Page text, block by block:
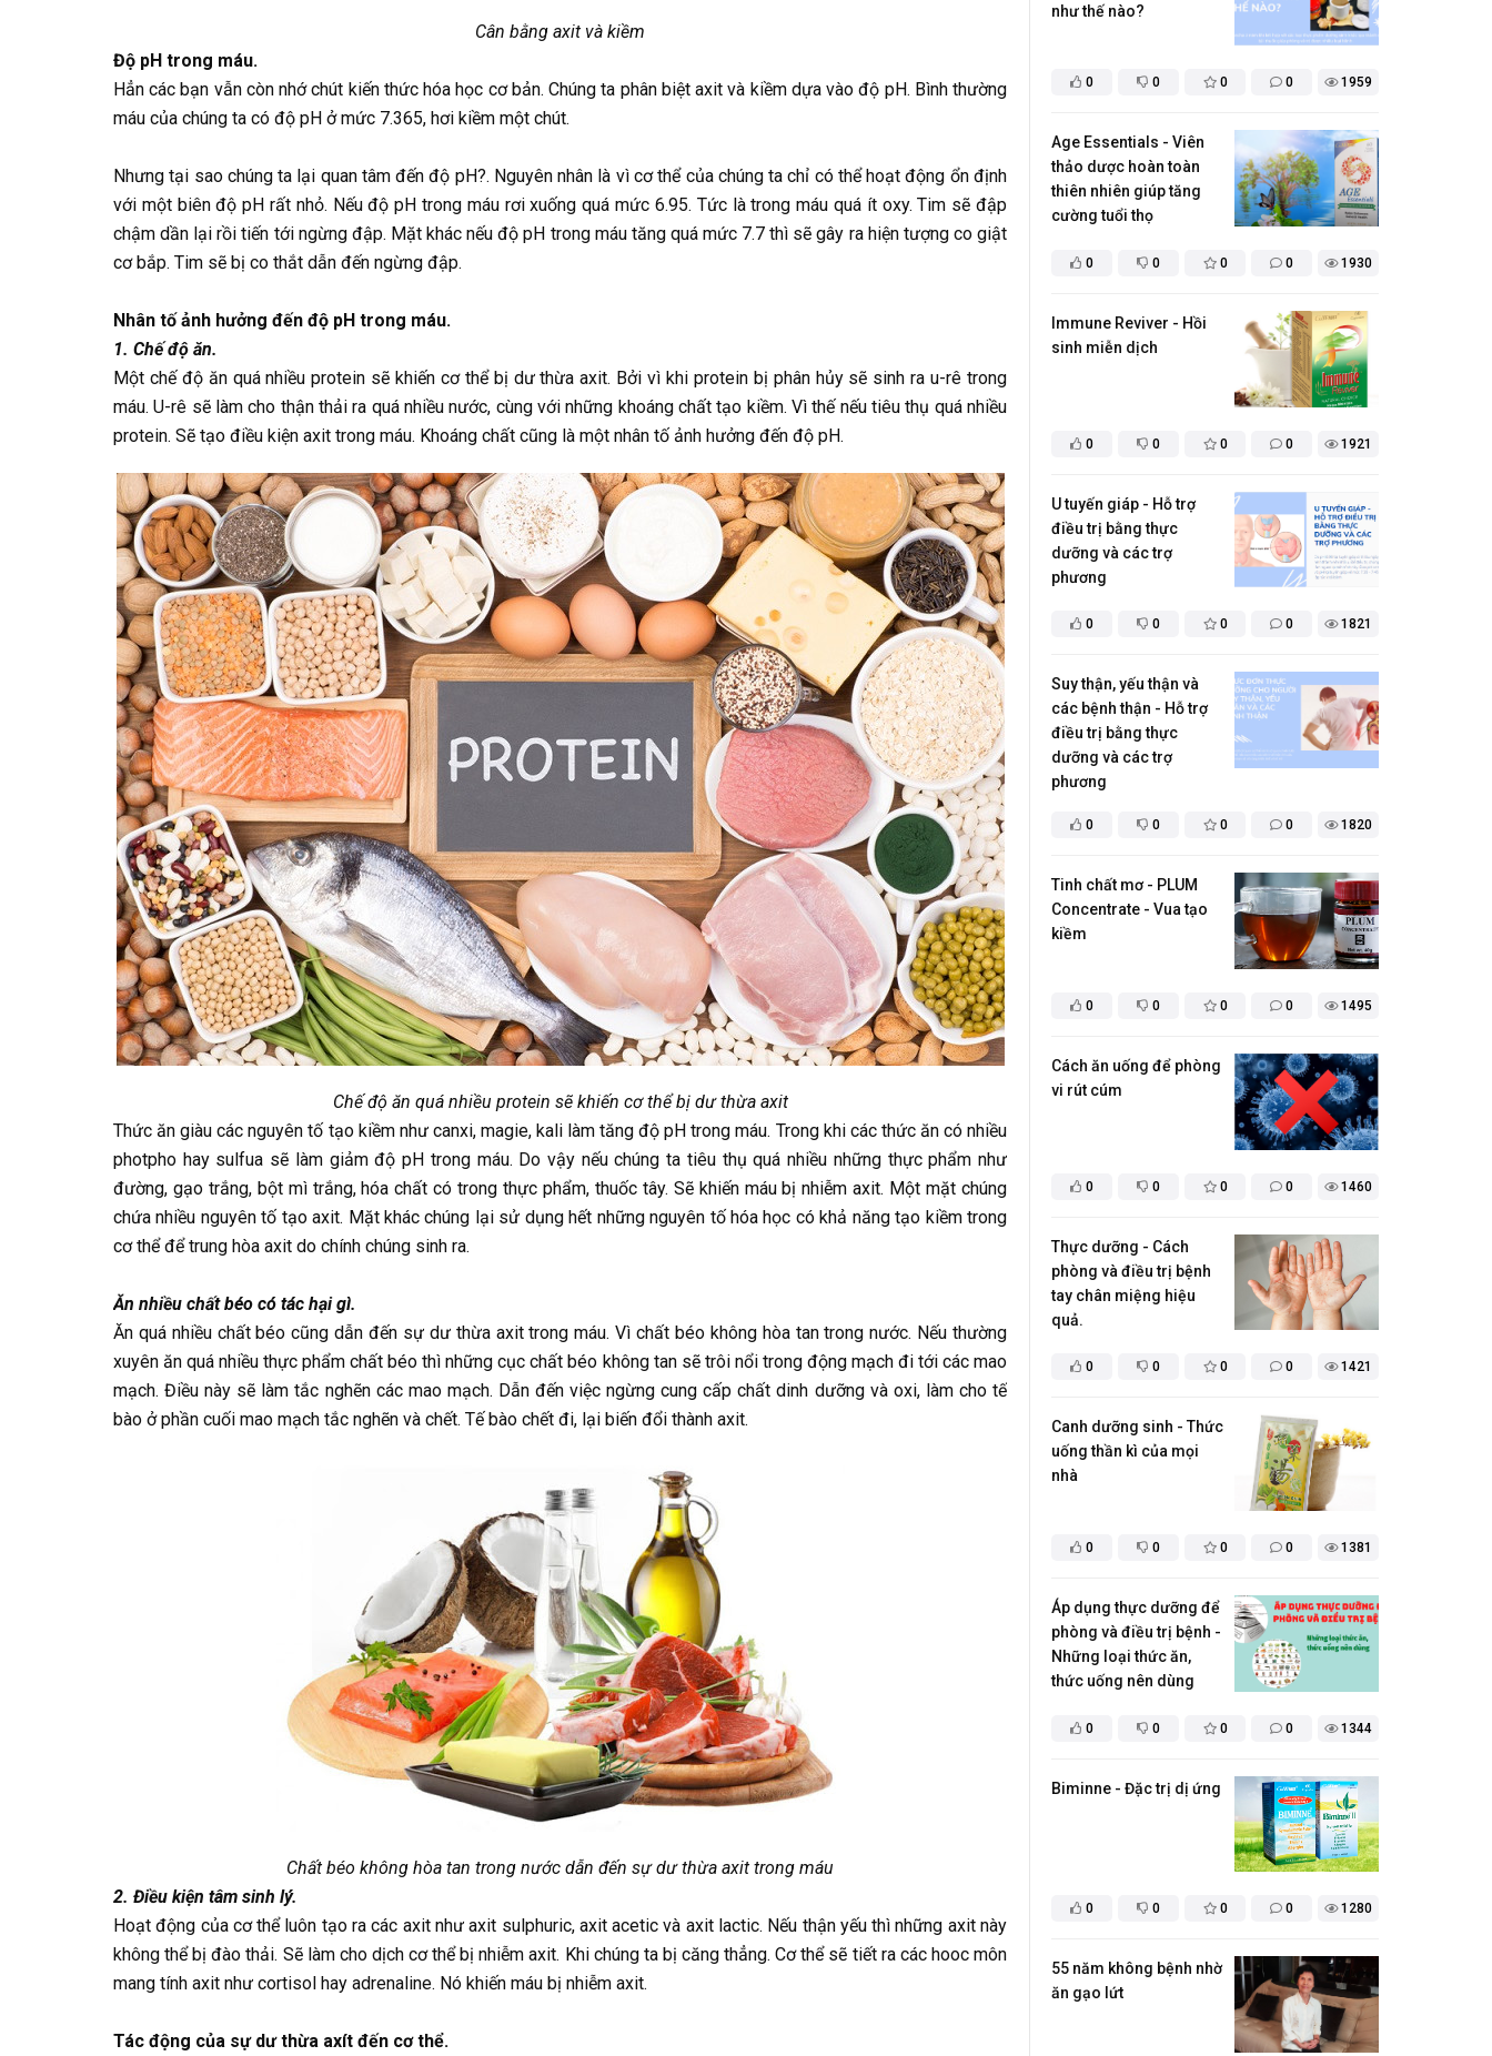
Cân bằng axit và kiềm
Độ pH trong máu.
Hẳn các bạn vẫn còn nhớ chút kiến thức hóa học cơ bản. Chúng ta phân biệt axit và kiềm dựa vào độ pH. Bình thường
máu của chúng ta có độ pH ở mức 7.365, hơi kiềm một chút.
Nhưng tại sao chúng ta lại quan tâm đến độ pH?. Nguyên nhân là vì cơ thể của chúng ta chỉ có thể hoạt động ổn định
với một biên độ pH rất nhỏ. Nếu độ pH trong máu rơi xuống quá mức 6.95. Tức là trong máu quá ít oxy. Tim sẽ đập
chậm dần lại rồi tiến tới ngừng đập. Mặt khác nếu độ pH trong máu tăng quá mức 7.7 thì sẽ gây ra hiện tượng co giật
cơ bắp. Tim sẽ bị co thắt dẫn đến ngừng đập.
Nhân tố ảnh hưởng đến độ pH trong máu.
1. Chế độ ăn.
Một chế độ ăn quá nhiều protein sẽ khiến cơ thể bị dư thừa axit. Bởi vì khi protein bị phân hủy sẽ sinh ra u-rê trong
máu. U-rê sẽ làm cho thận thải ra quá nhiều nước, cùng với những khoáng chất tạo kiềm. Vì thế nếu tiêu thụ quá nhiều
protein. Sẽ tạo điều kiện axit trong máu. Khoáng chất cũng là một nhân tố ảnh hưởng đến độ pH.
Chế độ ăn quá nhiều protein sẽ khiến cơ thể bị dư thừa axit
Thức ăn giàu các nguyên tố tạo kiềm như canxi, magie, kali làm tăng độ pH trong máu. Trong khi các thức ăn có nhiều
photpho hay sulfua sẽ làm giảm độ pH trong máu. Do vậy nếu chúng ta tiêu thụ quá nhiều những thực phẩm như
đường, gạo trắng, bột mì trắng, hóa chất có trong thực phẩm, thuốc tây. Sẽ khiến máu bị nhiễm axit. Một mặt chúng
chứa nhiều nguyên tố tạo axit. Mặt khác chúng lại sử dụng hết những nguyên tố hóa học có khả năng tạo kiềm trong
cơ thể để trung hòa axit do chính chúng sinh ra.
Ăn nhiều chất béo có tác hại gì.
Ăn quá nhiều chất béo cũng dẫn đến sự dư thừa axit trong máu. Vì chất béo không hòa tan trong nước. Nếu thường
xuyên ăn quá nhiều thực phẩm chất béo thì những cục chất béo không tan sẽ trôi nổi trong động mạch đi tới các mao
mạch. Điều này sẽ làm tắc nghẽn các mao mạch. Dẫn đến việc ngừng cung cấp chất dinh dưỡng và oxi, làm cho tế
bào ở phần cuối mao mạch tắc nghẽn và chết. Tế bào chết đi, lại biến đổi thành axit.
Chất béo không hòa tan trong nước dẫn đến sự dư thừa axit trong máu
2. Điều kiện tâm sinh lý.
Hoạt động của cơ thể luôn tạo ra các axit như axit sulphuric, axit acetic và axit lactic. Nếu thận yếu thì những axit này
không thể bị đào thải. Sẽ làm cho dịch cơ thể bị nhiễm axit. Khi chúng ta bị căng thẳng. Cơ thể sẽ tiết ra các hooc môn
mang tính axit như cortisol hay adrenaline. Nó khiến máu bị nhiễm axit.
Tác động của sự dư thừa axít đến cơ thể.
0 0 0 0 1959
như thế nào?
0 0 0 0 1930
Age Essentials - Viên
thảo dược hoàn toàn
thiên nhiên giúp tăng
cường tuổi thọ
0 0 0 0 1921
Immune Reviver - Hồi
sinh miễn dịch
0 0 0 0 1821
U tuyến giáp - Hỗ trợ
điều trị bằng thực
dưỡng và các trợ
phương
0 0 0 0 1820
Suy thận, yếu thận và
các bệnh thận - Hỗ trợ
điều trị bằng thực
dưỡng và các trợ
phương
0 0 0 0 1495
Tinh chất mơ - PLUM
Concentrate - Vua tạo
kiềm
0 0 0 0 1460
Cách ăn uống để phòng
vi rút cúm ​
0 0 0 0 1421
Thực dưỡng - Cách
phòng và điều trị bệnh
tay chân miệng hiệu
quả.
0 0 0 0 1381
Canh dưỡng sinh - Thức
uống thần kì của mọi
nhà
0 0 0 0 1344
Áp dụng thực dưỡng để
phòng và điều trị bệnh -
Những loại thức ăn,
thức uống nên dùng
0 0 0 0 1280
​Biminne - Đặc trị dị ứng
55 năm không bệnh nhờ
ăn gạo lứt